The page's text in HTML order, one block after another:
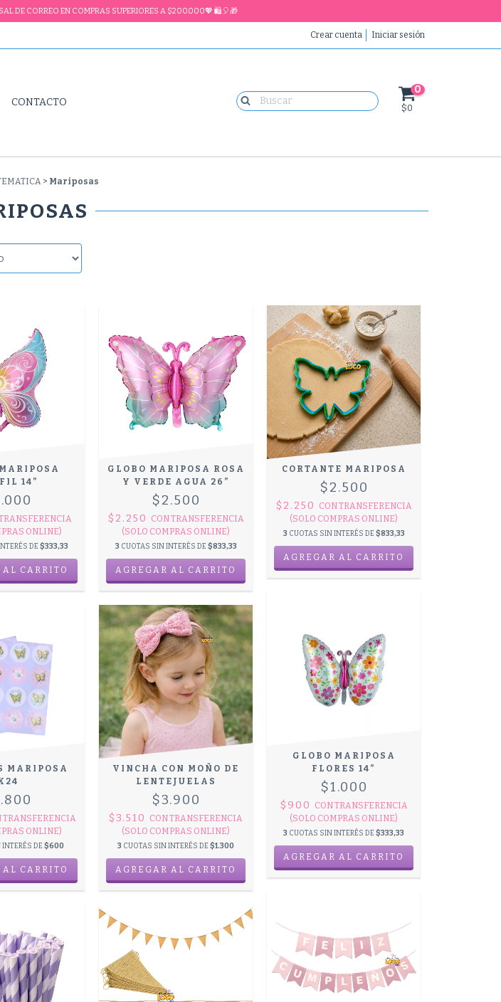
DE CORREO EN COMPRAS SUPERIORES A $200.000💖 🛍🎈🎁
Crear cuenta Iniciar sesión
CONTACTO
0
$0
> Mariposas
14”
ONLINE)
DE$333,33
GLOBO MARIPOSA ROSA
Y VERDE AGUA 26”
$2.500
$2.250 CONTRANSFERENCIA
(SOLO COMPRAS ONLINE)
3 CUOTAS SIN INTERÉS DE $833,33
CORTANTE MARIPOSA
$2.500
$2.250 CONTRANSFERENCIA
(SOLO COMPRAS ONLINE)
3 CUOTAS SIN INTERÉS DE $833,33
MARIPOSA
TRANSFERENCIA
ONLINE)
INTERÉS DE$600
VINCHA CON MOÑO DE
LENTEJUELAS
$3.900
$3.510 CONTRANSFERENCIA
(SOLO COMPRAS ONLINE)
3 CUOTAS SIN INTERÉS DE$1.300
GLOBO MARIPOSA
FLORES 14”
$1.000
$900 CONTRANSFERENCIA
(SOLO COMPRAS ONLINE)
3 CUOTAS SIN INTERÉS DE$333,33